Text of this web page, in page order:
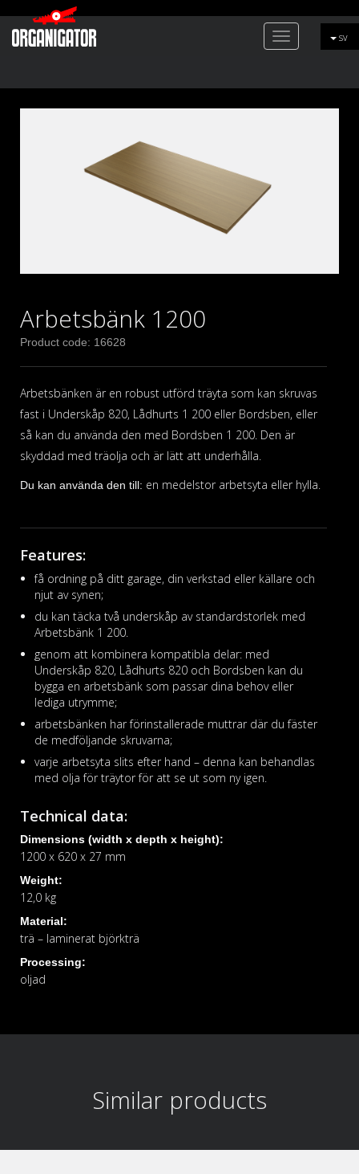
Toggle
navigation
sv
Arbetsbänk 1200
Product code: 16628
Arbetsbänken är en robust utförd träyta som kan skruvas
fast i Underskåp 820, Lådhurts 1 200 eller Bordsben, eller
så kan du använda den med Bordsben 1 200. Den är
skyddad med träolja och är lätt att underhålla.
Du kan använda den till: en medelstor arbetsyta eller hylla.
Features:
få ordning på ditt garage, din verkstad eller källare och
njut av synen;
du kan täcka två underskåp av standardstorlek med
Arbetsbänk 1 200.
genom att kombinera kompatibla delar: med
Underskåp 820, Lådhurts 820 och Bordsben kan du
bygga en arbetsbänk som passar dina behov eller
lediga utrymme;
arbetsbänken har förinstallerade muttrar där du fäster
de medföljande skruvarna;
varje arbetsyta slits efter hand – denna kan behandlas
med olja för träytor för att se ut som ny igen.
Technical data:
Dimensions (width x depth x height):
1200 x 620 x 27 mm
Weight:
12,0 kg
Material:
trä – laminerat björkträ
Processing:
oljad
Similar products